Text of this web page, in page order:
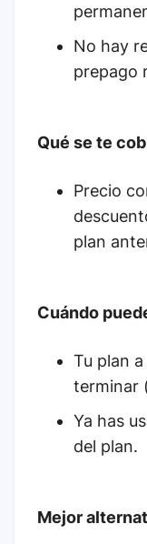
No hay
prepago
Qué se te
Precio
plan
Cuándo
Tu plan
terminar
Ya has
del plan.
Mejor